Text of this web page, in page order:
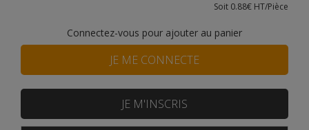
Soit 0.88€ HT/Pièce
Connectez-vous pour ajouter au panier
JE ME CONNECTE
JE M'INSCRIS